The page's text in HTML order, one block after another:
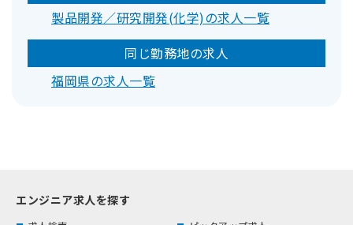
製品開発／研究開発(化学)の求人一覧
同じ勤務地の求人
福岡県の求人一覧
エンジニア求人を探す